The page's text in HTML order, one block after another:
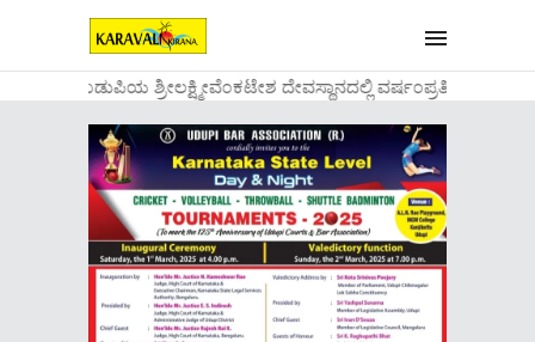
....ಉಡುಪಿಯ ಶ್ರೀಲಕ್ಷ್ಮೀವೆ೦ಕಟೇಶ ದೇವಸ್ಥಾನದಲ್ಲಿ ವರ್ಷ೦ಪ್ರತಿಯ